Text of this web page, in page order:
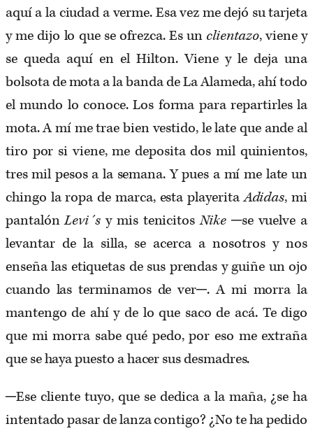
aquí a la ciudad a verme. Esa vez me dejó su tarjeta
y me dijo lo que se ofrezca. Es un clientazo, viene y
se queda aquí en el Hilton. Viene y le deja una
bolsota de mota a la banda de La Alameda, ahí todo
el mundo lo conoce. Los forma para repartirles la
mota. A mí me trae bien vestido, le late que ande al
tiro por si viene, me deposita dos mil quinientos,
tres mil pesos a la semana. Y pues a mí me late un
chingo la ropa de marca, esta playeritaAdidas, mi
pantalónLevi´s y mis tenicitosNike─se vuelve a
levantar de la silla, se acerca a nosotros y nos
enseña las etiquetas de sus prendas y guiñe un ojo
cuando las terminamos de ver─. A mi morra la
mantengo de ahí y de lo que saco de acá. Te digo
que mi morra sabe qué pedo, por eso me extraña
que se haya puesto a hacer sus desmadres.
─Ese cliente tuyo, que se dedica a la maña, ¿se ha
intentado pasar de lanza contigo? ¿No te ha pedido